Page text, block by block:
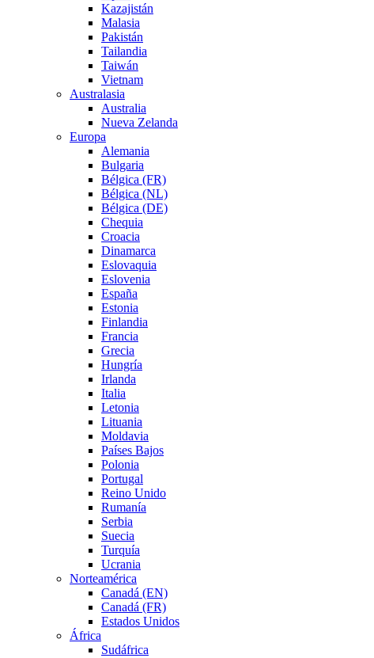
Kazajistán
Malasia
Pakistán
Tailandia
Taiwán
Vietnam
Australasia
Australia
Nueva Zelanda
Europa
Alemania
Bulgaria
Bélgica (FR)
Bélgica (NL)
Bélgica (DE)
Chequia
Croacia
Dinamarca
Eslovaquia
Eslovenia
España
Estonia
Finlandia
Francia
Grecia
Hungría
Irlanda
Italia
Letonia
Lituania
Moldavia
Países Bajos
Polonia
Portugal
Reino Unido
Rumanía
Serbia
Suecia
Turquía
Ucrania
Norteamérica
Canadá (EN)
Canadá (FR)
Estados Unidos
África
Sudáfrica